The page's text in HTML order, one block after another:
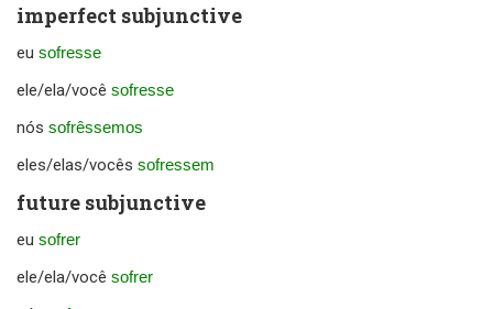
imperfect subjunctive
eu sofresse
ele/ela/você sofresse
nós sofrêssemos
eles/elas/vocês sofressem
future subjunctive
eu sofrer
ele/ela/você sofrer